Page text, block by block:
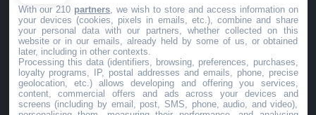
La vision
Acuité visuelle
Myosis / mydriase
Œdème oculaire
©GuideVue2024
With our 210 partners , we wish to store and access information on
your devices (cookies, pixels in emails, etc.), combine and share
your personal data with our partners, whether collected on this
website or in our emails, already held by some of us, or obtained
later, including in other contexts.
Processing this data (identifiers, browsing, preferences, purchases,
loyalty programs, IP, postal addresses and emails, phone, precise
geolocation, etc.) allows developing and offering you services,
content, commercial offers and ads across your devices and
screens (including by email, post, SMS, phone, audio, and video),